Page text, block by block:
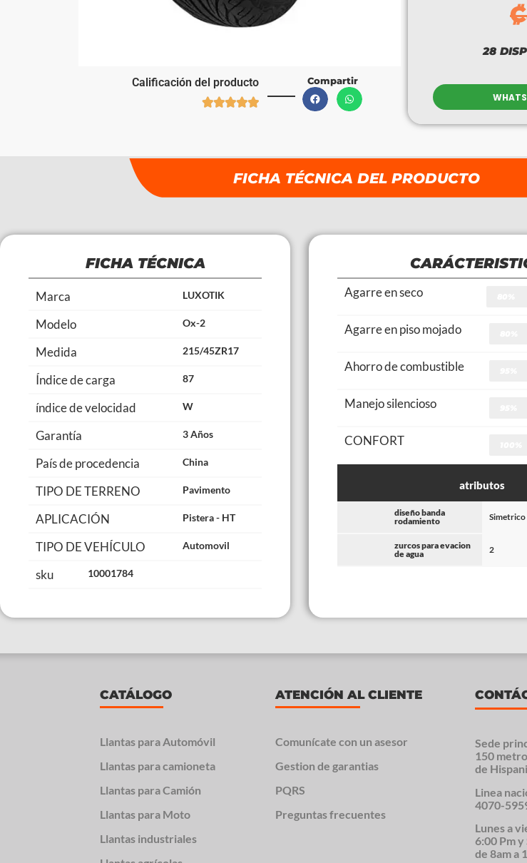
Calificación del producto

Compartir
₡
28
FICHA TÉCNICA DEL PRODUCTO
FICHA TÉCNICA
Marca LUXOTIK
Modelo Ox-2
Medida 215/45ZR17
Índice de carga 87
índice de velocidad W
Garantía 3 Años
País de procedencia China
TIPO DE TERRENO Pavimento
APLICACIÓN Pistera - HT
TIPO DE VEHÍCULO Automovil
sku 10001784
Agarre en seco
Agarre en piso mojado
Ahorro de combustible
Manejo silencioso
CONFORT
atributos
diseño banda
rodamiento
Simetrico
zurcos para evacion
de agua
2
CATÁLOGO
Llantas para Automóvil
Llantas para camioneta
Llantas para Camión
Llantas para Moto
Llantas industriales
ATENCIÓN AL CLIENTE
Comunícate con un asesor
Gestion de garantias
PQRS
Preguntas frecuentes
Sede
150
de
Linea
4070-
Lunes a
6:00 Pm
de 8am a